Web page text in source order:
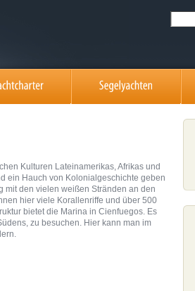
Kulturen Lateinamerikas, Afrikas und
ein Hauch von Kolonialgeschichte geben
mit den vielen weißen Stränden an den
hier viele Korallenriffe und über 500
bietet die Marina in Cienfuegos. Es
zu besuchen. Hier kann man im